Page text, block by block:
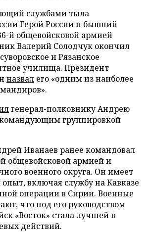
службами тыла
Герой России и бывший
й общевойсковой армией
Валерий Солодчук окончил
и Рязанское
училища. Президент
назвал его «одним из наиболее
генерал-полковнику Андрею
командующим группировкой
Иванаев ранее командовал
общевойсковой армией и
военного округа. Он имеет
включая службу на Кавказе
операции в Сирии. Военные
, что под его руководством
«Восток» стала лучшей в
действий.